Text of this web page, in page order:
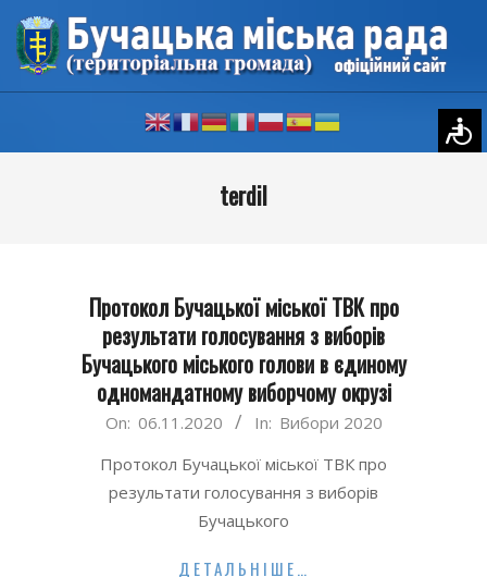
Skip
content
terdil
Протокол Бучацької міської ТВК про
результати голосування з виборів
Бучацького міського голови в єдиному
одномандатному виборчому окрузі
2020-On: 06.11.2020 In: Вибори 2020
Протокол Бучацької міської ТВК про
результати голосування з виборів
Бучацького
ДЕТАЛЬНІШЕ…